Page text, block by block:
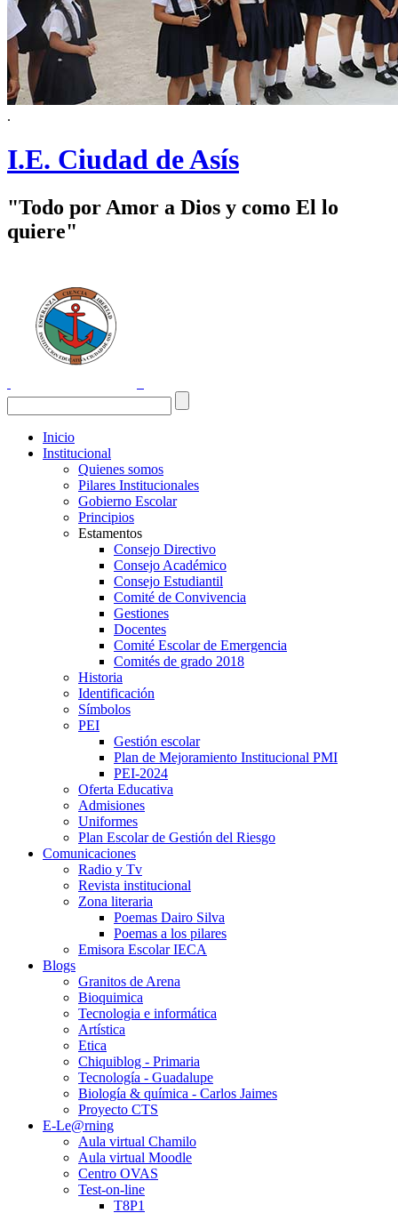
.
I.E. Ciudad de Asís
"Todo por Amor a Dios y como El lo
quiere"
Inicio
Institucional
Quienes somos
Pilares Institucionales
Gobierno Escolar
Principios
Estamentos
Consejo Directivo
Consejo Académico
Consejo Estudiantil
Comité de Convivencia
Gestiones
Docentes
Comité Escolar de Emergencia
Comités de grado 2018
Historia
Identificación
Símbolos
PEI
Gestión escolar
Plan de Mejoramiento Institucional PMI
PEI-2024
Oferta Educativa
Admisiones
Uniformes
Plan Escolar de Gestión del Riesgo
Comunicaciones
Radio y Tv
Revista institucional
Zona literaria
Poemas Dairo Silva
Poemas a los pilares
Emisora Escolar IECA
Blogs
Granitos de Arena
Bioquimica
Tecnologia e informática
Artística
Etica
Chiquiblog - Primaria
Tecnología - Guadalupe
Biología & química - Carlos Jaimes
Proyecto CTS
E-Le@rning
Aula virtual Chamilo
Aula virtual Moodle
Centro OVAS
Test-on-line
T8P1